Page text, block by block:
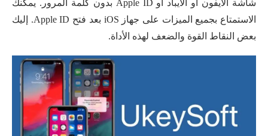
شاشة الايفون أو الايباد أو Apple ID بدون كلمة المرور. يمكنك
الاستمتاع بجميع الميزات على جهاز iOS بعد فتح Apple ID. إليك
بعض النقاط القوة والضعف لهذه الأداة.